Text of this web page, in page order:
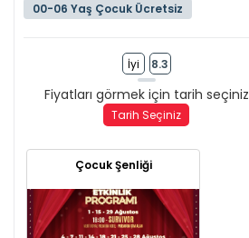
00-06 Yaş Çocuk Ücretsiz
İyi 8.3
Fiyatları görmek için tarih seçiniz
Tarih Seçiniz
Çocuk Şenliği